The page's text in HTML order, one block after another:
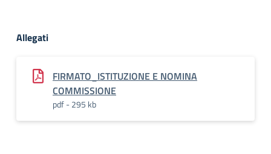
Allegati
FIRMATO_ISTITUZIONE E NOMINA
COMMISSIONE
pdf - 295 kb